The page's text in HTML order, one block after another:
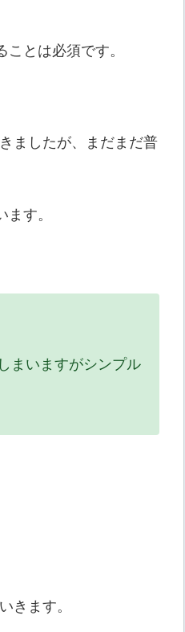
とは必須です。
ましたが、まだまだ普
す。
まいますがシンプル
きます。